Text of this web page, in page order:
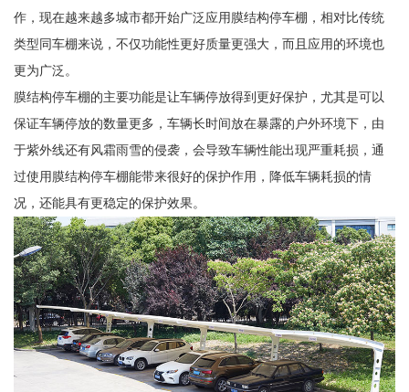
作，现在越来越多城市都开始广泛应用膜结构停车棚，相对比传统
类型同车棚来说，不仅功能性更好质量更强大，而且应用的环境也
更为广泛。
膜结构停车棚的主要功能是让车辆停放得到更好保护，尤其是可以
保证车辆停放的数量更多，车辆长时间放在暴露的户外环境下，由
于紫外线还有风霜雨雪的侵袭，会导致车辆性能出现严重耗损，通
过使用膜结构停车棚能带来很好的保护作用，降低车辆耗损的情
况，还能具有更稳定的保护效果。